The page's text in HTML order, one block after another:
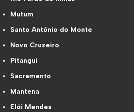
Mutum
Santo Antônio do Monte
Novo Cruzeiro
Pitangui
Sacramento
Mantena
Elói Mendes